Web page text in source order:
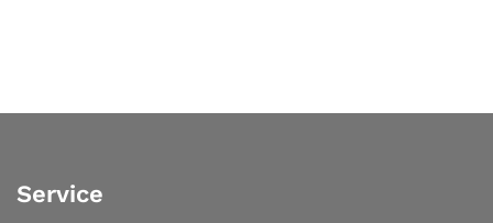
Service